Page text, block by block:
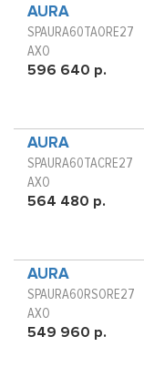
AURA
SPAURA60TAORE27
AXO
596 640 р.
AURA
SPAURA60TACRE27
AXO
564 480 р.
AURA
SPAURA60RSORE27
AXO
549 960 р.